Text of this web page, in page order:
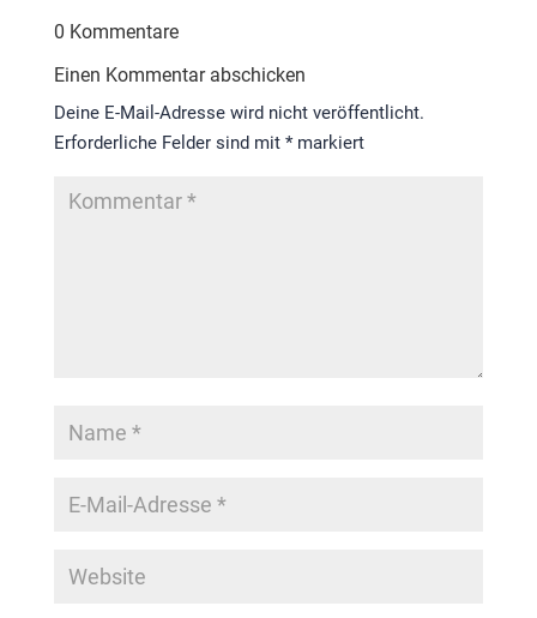
0 Kommentare
Einen Kommentar abschicken
Deine E-Mail-Adresse wird nicht veröffentlicht.
Erforderliche Felder sind mit *markiert